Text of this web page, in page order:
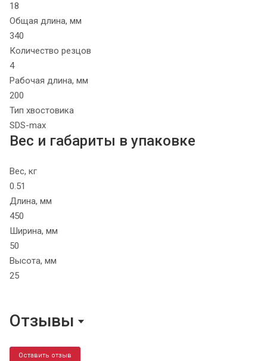
18
Общая длина, мм
340
Количество резцов
4
Рабочая длина, мм
200
Тип хвостовика
SDS-max
Вес и габариты в упаковке
Вес, кг
0.51
Длина, мм
450
Ширина, мм
50
Высота, мм
25
Отзывы
Оставить отзыв